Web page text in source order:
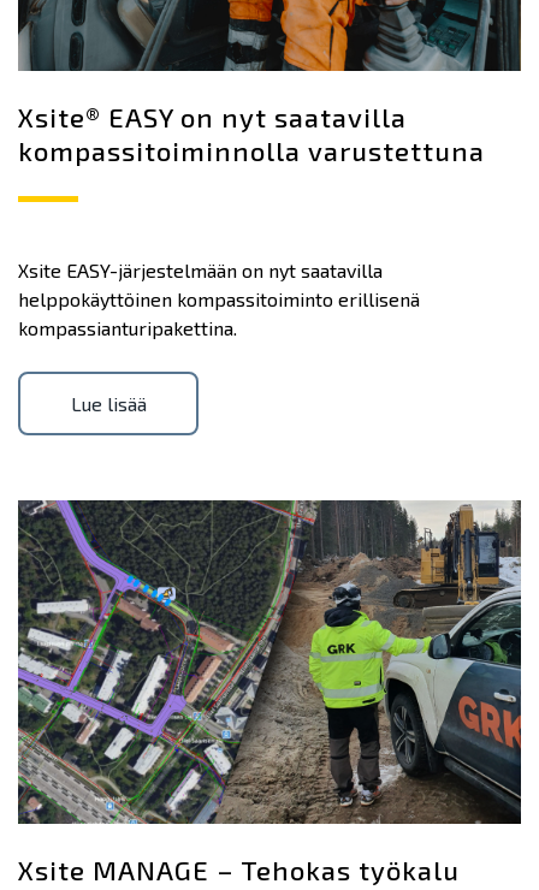
Xsite® EASY on nyt saatavilla
kompassitoiminnolla varustettuna
Xsite EASY-järjestelmään on nyt saatavilla
helppokäyttöinen kompassitoiminto erillisenä
kompassianturipakettina.
Lue lisää
Xsite MANAGE – Tehokas työkalu